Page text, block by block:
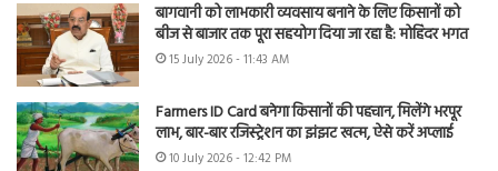
बागवानी को लाभकारी व्यवसाय बनाने के लिए किसानों को
बीज से बाजार तक पूरा सहयोग दिया जा रहा है: मोहिंदर भगत
15 July 2026 - 11:43 AM
Farmers ID Card बनेगा किसानों की पहचान, मिलेंगे भरपूर
लाभ, बार-बार रजिस्ट्रेशन का झंझट खत्म, ऐसे करें अप्लाई
10 July 2026 - 12:42 PM